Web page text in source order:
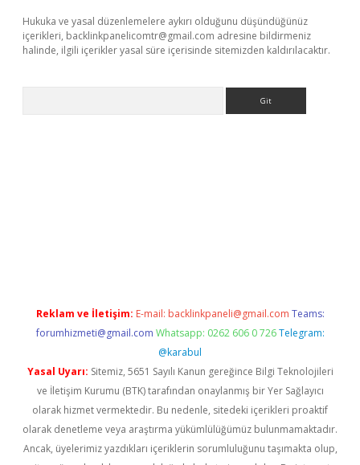
Hukuka ve yasal düzenlemelere aykırı olduğunu düşündüğünüz
içerikleri, backlinkpanelicomtr@gmail.com adresine bildirmeniz
halinde, ilgili içerikler yasal süre içerisinde sitemizden kaldırılacaktır.
Reklam ve İletişim: E-mail: backlinkpaneli@gmail.com Teams:
forumhizmeti@gmail.com Whatsapp: 0262 606 0 726 Telegram:
@karabul
Yasal Uyarı: Sitemiz, 5651 Sayılı Kanun gereğince Bilgi Teknolojileri
ve İletişim Kurumu (BTK) tarafından onaylanmış bir Yer Sağlayıcı
olarak hizmet vermektedir. Bu nedenle, sitedeki içerikleri proaktif
olarak denetleme veya araştırma yükümlülüğümüz bulunmamaktadır.
Ancak, üyelerimiz yazdıkları içeriklerin sorumluluğunu taşımakta olup,